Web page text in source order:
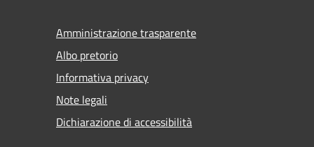
Amministrazione trasparente
Albo pretorio
Informativa privacy
Note legali
Dichiarazione di accessibilità